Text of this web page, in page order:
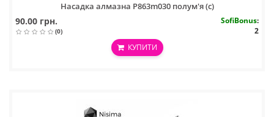
Насадка алмазна P863m030 полум'я (с)
90.00 грн.
(0)
SofiBonus:
2
КУПИТИ